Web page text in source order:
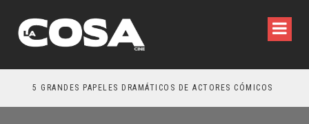
5 GRANDES PAPELES DRAMÁTICOS DE ACTORES CÓMICOS